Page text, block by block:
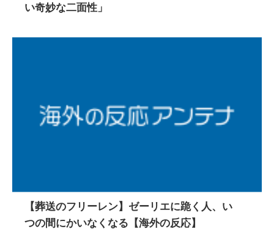
い奇妙な二面性」
【葬送のフリーレン】ゼーリエに跪く人、い
つの間にかいなくなる【海外の反応】